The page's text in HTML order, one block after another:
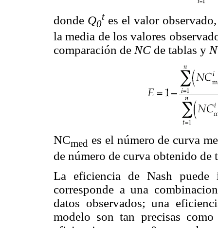
donde Q0
t es el valor
la media de los valores
comparación de NC de tablas y
NCmed es el número de curva
de número de curva obtenido de
La eficiencia de Nash
corresponde a una
datos observados; una
modelo son tan precisas